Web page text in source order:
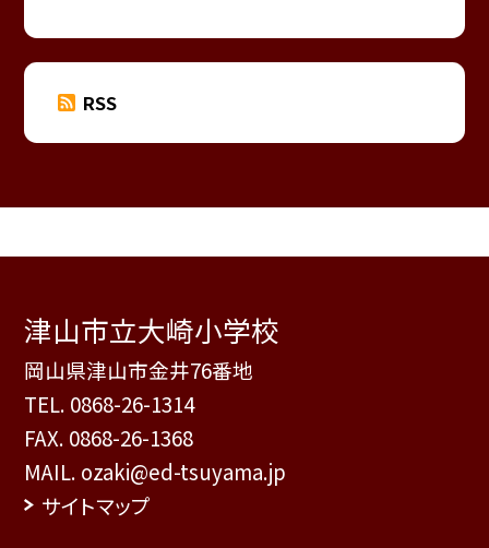
RSS
津山市立大崎小学校
岡山県津山市金井76番地
TEL. 0868-26-1314
FAX. 0868-26-1368
MAIL. ozaki@ed-tsuyama.jp
サイトマップ